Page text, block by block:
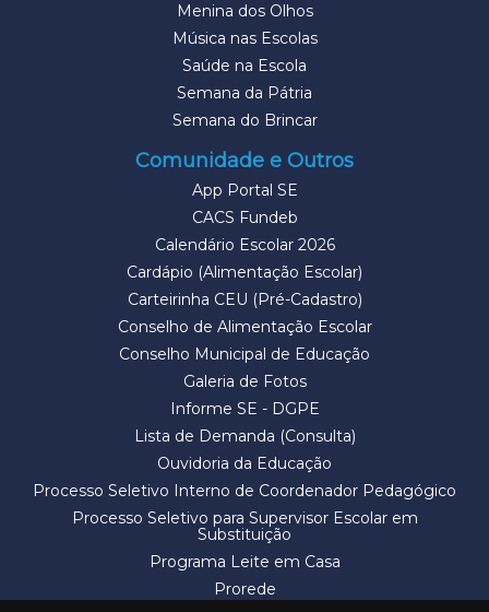
Menina dos Olhos
Música nas Escolas
Saúde na Escola
Semana da Pátria
Semana do Brincar
Comunidade e Outros
App Portal SE
CACS Fundeb
Calendário Escolar 2026
Cardápio (Alimentação Escolar)
Carteirinha CEU (Pré-Cadastro)
Conselho de Alimentação Escolar
Conselho Municipal de Educação
Galeria de Fotos
Informe SE - DGPE
Lista de Demanda (Consulta)
Ouvidoria da Educação
Processo Seletivo Interno de Coordenador Pedagógico
Processo Seletivo para Supervisor Escolar em
Substituição
Programa Leite em Casa
Prorede